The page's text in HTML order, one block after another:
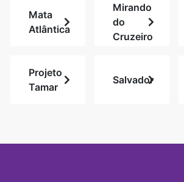
Mata
Atlântica
Mirando
do
Cruzeiro
Projeto
Tamar
Salvador